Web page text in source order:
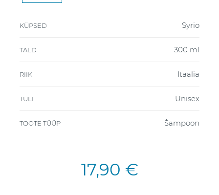
KÜPSED Syrio
TALD 300 ml
RIIK Itaalia
TULI Unisex
TOOTE TÜÜP Šampoon
17,90 €